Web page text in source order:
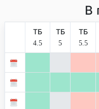
В
ТБ
4.5
ТБ
5
ТБ
5.5